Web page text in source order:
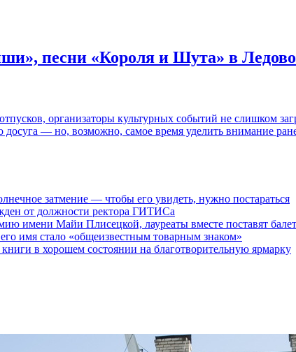
песни «Короля и Шута» в
организаторы культурных событий не слишком
— но, возможно, самое время уделить внимание
затмение — чтобы его увидеть, нужно постараться
от должности ректора ГИТИСа
имени Майи Плисецкой, лауреаты вместе поставят балет
имя стало «общеизвестным товарным знаком»
в хорошем состоянии на благотворительную ярмарку